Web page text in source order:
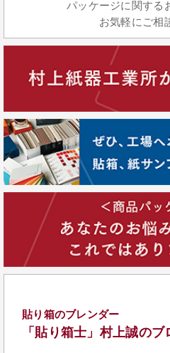
パッケージに関する
お気軽にご相
貼り箱のブレンダー
「貼り箱士」村上誠のブ